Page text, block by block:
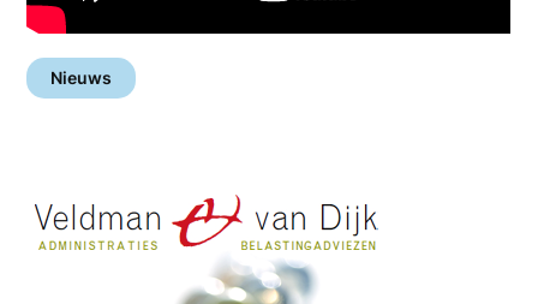
Nieuws